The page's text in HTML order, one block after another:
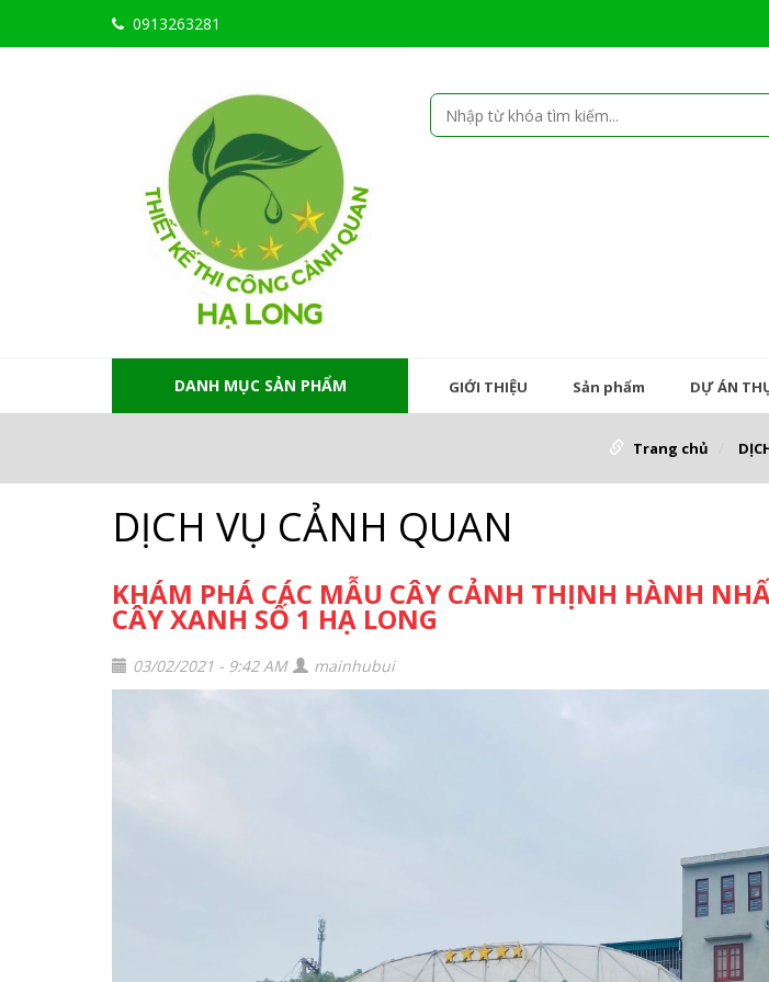
0913263281
DANH MỤC SẢN PHẨM GIỚI THIỆU Sản phẩm DỰ ÁN
Trang chủ
DỊCH VỤ CẢNH QUAN
KHÁM PHÁ CÁC MẪU CÂY CẢNH THỊNH HÀNH
CÂY XANH SỐ 1 HẠ LONG
03/02/2021 - 9:42 AM mainhubui